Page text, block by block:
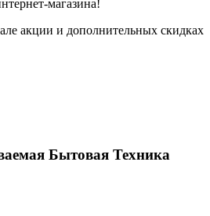
магазина!
акции и дополнительных скидках
Бытовая Техника